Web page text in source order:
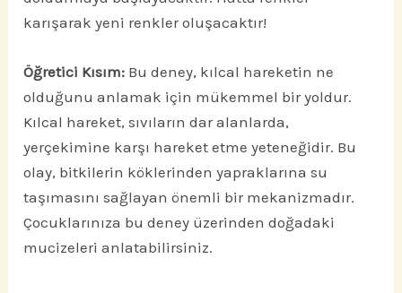
karışarak yeni renkler oluşacaktır!
Öğretici Kısım: Bu deney, kılcal hareketin ne
olduğunu anlamak için mükemmel bir yoldur.
Kılcal hareket, sıvıların dar alanlarda,
yerçekimine karşı hareket etme yeteneğidir. Bu
olay, bitkilerin köklerinden yapraklarına su
taşımasını sağlayan önemli bir mekanizmadır.
Çocuklarınıza bu deney üzerinden doğadaki
mucizeleri anlatabilirsiniz.